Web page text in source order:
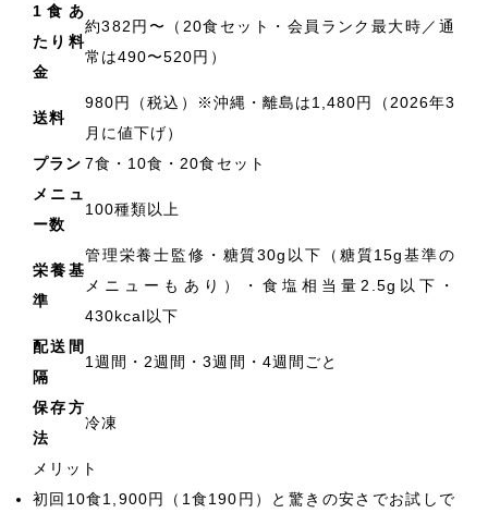
1食あ
たり料
金
約382円〜（20食セット・会員ランク最大時／通
常は490〜520円）
送料
980円（税込）※沖縄・離島は1,480円（2026年3
月に値下げ）
プラン 7食・10食・20食セット
メニュ
ー数
100種類以上
栄養基
準
管理栄養士監修・糖質30g以下（糖質15g基準の
メニューもあり）・食塩相当量2.5g以下・
430kcal以下
配送間
隔
1週間・2週間・3週間・4週間ごと
保存方
法
冷凍
メリット
初回10食1,900円（1食190円）と驚きの安さでお試しで